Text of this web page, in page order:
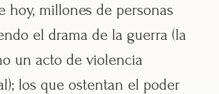
hoy, millones de personas
el drama de la guerra (la
un acto de violencia
los que ostentan el poder